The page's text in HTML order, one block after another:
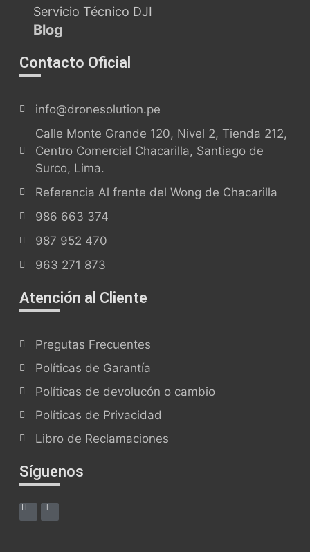
Servicio Técnico DJI
Blog
Contacto Oficial
info@dronesolution.pe
Calle Monte Grande 120, Nivel 2, Tienda 212,
Centro Comercial Chacarilla, Santiago de
Surco, Lima.
Referencia Al frente del Wong de Chacarilla
986 663 374
987 952 470
963 271 873
Atención al Cliente
Pregutas Frecuentes
Políticas de Garantía
Políticas de devolucón o cambio
Políticas de Privacidad
Libro de Reclamaciones
Síguenos